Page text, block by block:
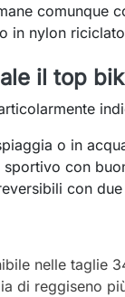
comunque
in nylon
il top
o in
con
con
nelle taglie
di reggiseno